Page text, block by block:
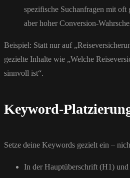
spezifische Suchanfragen mit oft
aber hoher Conversion-
Beispiel: Statt nur auf
gezielte Inhalte wie „Welche
sinnvoll ist“.
Keyword-
Setze deine Keywords gezielt ein –
In der Hauptüberschrift (H1)